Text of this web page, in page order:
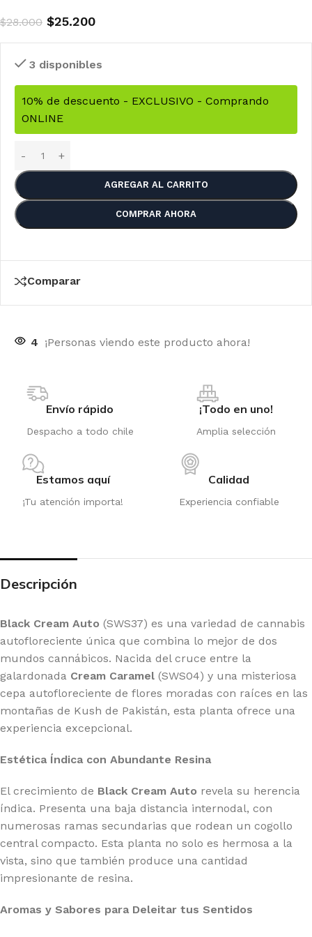
$28.000 $25.200
3 disponibles
10% de descuento - EXCLUSIVO - Comprando
ONLINE
AGREGAR AL CARRITO
COMPRAR AHORA
Comparar
4 ¡Personas viendo este producto ahora!
Envío rápido
Despacho a todo chile
¡Todo en uno!
Amplia selección
Estamos aquí
¡Tu atención importa!
Calidad
Experiencia confiable
Descripción
Black Cream Auto (SWS37) es una variedad de cannabis
autofloreciente única que combina lo mejor de dos
mundos cannábicos. Nacida del cruce entre la
galardonada Cream Caramel (SWS04) y una misteriosa
cepa autofloreciente de flores moradas con raíces en las
montañas de Kush de Pakistán, esta planta ofrece una
experiencia excepcional.
Estética Índica con Abundante Resina
El crecimiento de Black Cream Auto revela su herencia
índica. Presenta una baja distancia internodal, con
numerosas ramas secundarias que rodean un cogollo
central compacto. Esta planta no solo es hermosa a la
vista, sino que también produce una cantidad
impresionante de resina.
Aromas y Sabores para Deleitar tus Sentidos